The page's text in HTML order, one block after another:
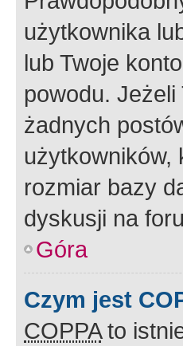
użytkownika
lub Twoje
powodu. Jeżeli
żadnych
użytkowników,
rozmiar bazy
dyskusji na
Góra
Czym jest
COPPAto